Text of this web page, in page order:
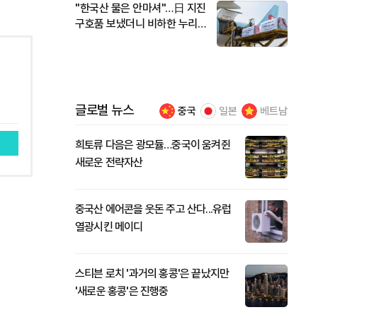
"한국산 물은 안마셔"…日 지진
구호품 보냈더니 비하한 누리
글로벌 뉴스 중국 일본 베트남
희토류 다음은 광모듈…중국이 움켜쥔
새로운 전략자산
중국산 에어콘을 웃돈 주고 산다...유럽
열광시킨 메이디
스티븐 로치 '과거의 홍콩'은 끝났지만
'새로운 홍콩'은 진행중